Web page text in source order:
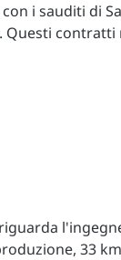
i sauditi di
Questi
33